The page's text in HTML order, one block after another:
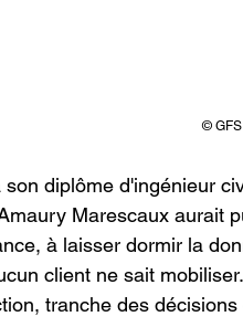
© GFS
diplôme d'ingénieur
Marescaux aurait
à laisser dormir la
client ne sait
tranche des